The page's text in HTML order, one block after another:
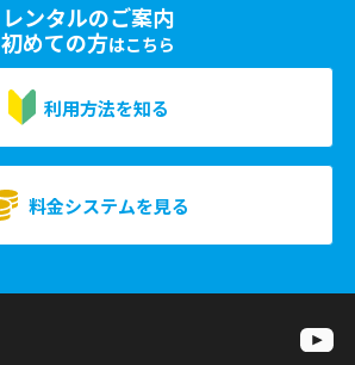
レンタルのご案内
初めての方はこちら
利用方法を知る
料金システムを見る